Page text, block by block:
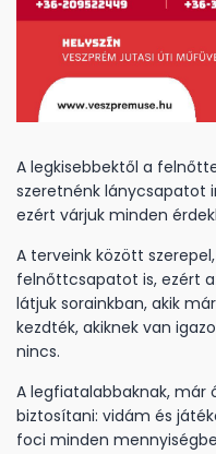
A legkisebbektől a
szeretnénk lánycsapatot
ezért várjuk minden
A terveink között
felnőttcsapatot is, ezért
látjuk sorainkban, akik
kezdték, akiknek van
nincs.
A legfiatalabbaknak, már
biztosítani: vidám és
foci minden